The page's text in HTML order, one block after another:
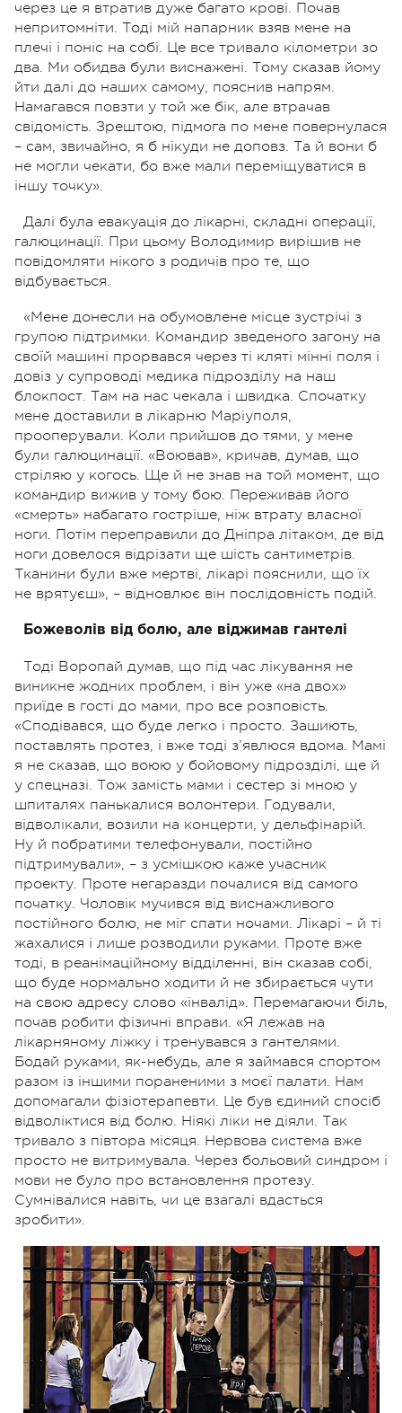
через це я втратив дуже багато крові. Почав
непритомніти. Тоді мій напарник взяв мене на
плечі і поніс на собі. Це все тривало кілометри зо
два. Ми обидва були виснажені. Тому сказав йому
йти далі до наших самому, пояснив напрям.
Намагався повзти у той же бік, але втрачав
свідомість. Зрештою, підмога по мене повернулася
– сам, звичайно, я б нікуди не доповз. Та й вони б
не могли чекати, бо вже мали переміщуватися в
іншу точку».
Далі була евакуація до лікарні, складні операції,
галюцинації. При цьому Володимир вирішив не
повідомляти нікого з родичів про те, що
відбувається.
«Мене донесли на обумовлене місце зустрічі з
групою підтримки. Командир зведеного загону на
своїй машині прорвався через ті кляті мінні поля і
довіз у супроводі медика підрозділу на наш
блокпост. Там на нас чекала і швидка. Спочатку
мене доставили в лікарню Маріуполя,
прооперували. Коли прийшов до тями, у мене
були галюцинації. «Воював», кричав, думав, що
стріляю у когось. Ще й не знав на той момент, що
командир вижив у тому бою. Переживав його
«смерть» набагато гостріше, ніж втрату власної
ноги. Потім переправили до Дніпра літаком, де від
ноги довелося відрізати ще шість сантиметрів.
Тканини були вже мертві, лікарі пояснили, що їх
не врятуєш», – відновлює він послідовність подій.
Божеволів від болю, але віджимав гантелі
Тоді Воропай думав, що під час лікування не
виникне жодних проблем, і він уже «на двох»
приїде в гості до мами, про все розповість.
«Сподівався, що буде легко і просто. Зашиють,
поставлять протез, і вже тоді з’явлюся вдома. Мамі
я не сказав, що воюю у бойовому підрозділі, ще й
у спецназі. Тож замість мами і сестер зі мною у
шпиталях панькалися волонтери. Годували,
відволікали, возили на концерти, у дельфінарій.
Ну й побратими телефонували, постійно
підтримували», – з усмішкою каже учасник
проекту. Проте негаразди почалися від самого
початку. Чоловік мучився від виснажливого
постійного болю, не міг спати ночами. Лікарі – й ті
жахалися і лише розводили руками. Проте вже
тоді, в реанімаційному відділенні, він сказав собі,
що буде нормально ходити й не збирається чути
на свою адресу слово «інвалід». Перемагаючи біль,
почав робити фізичні вправи. «Я лежав на
лікарняному ліжку і тренувався з гантелями.
Бодай руками, як-небудь, але я займався спортом
разом із іншими пораненими з моєї палати. Нам
допомагали фізіотерапевти. Це був єдиний спосіб
відволіктися від болю. Ніякі ліки не діяли. Так
тривало з півтора місяця. Нервова система вже
просто не витримувала. Через больовий синдром і
мови не було про встановлення протезу.
Сумнівалися навіть, чи це взагалі вдасться
зробити».